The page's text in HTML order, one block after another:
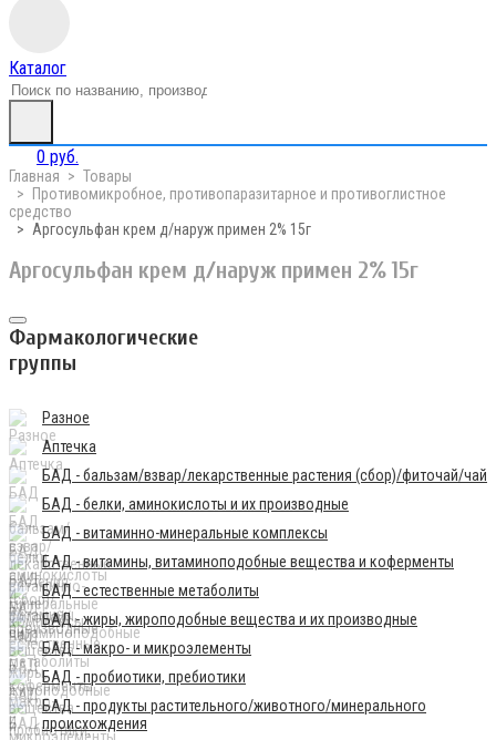
Каталог
0 руб.
Главная
Товары
Противомикробное, противопаразитарное и противоглистное
средство
Аргосульфан крем д/наруж примен 2% 15г
Аргосульфан крем д/наруж примен 2% 15г
Фармакологические
группы
Разное
Аптечка
БАД - бальзам/взвар/лекарственные растения (сбор)/фиточай/чай
БАД - белки, аминокислоты и их производные
БАД - витаминно-минеральные комплексы
БАД - витамины, витаминоподобные вещества и коферменты
БАД - естественные метаболиты
БАД - жиры, жироподобные вещества и их производные
БАД - макро- и микроэлементы
БАД - пробиотики, пребиотики
БАД - продукты растительного/животного/минерального
происхождения